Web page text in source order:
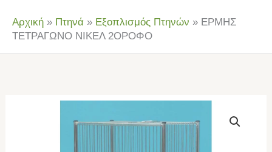
Αρχική » Πτηνά » Εξοπλισμός Πτηνών » ΕΡΜΗΣ
ΤΕΤΡΑΓΩΝΟ ΝΙΚΕΛ 2ΟΡΟΦΟ
ΤΕΤΡΑΓΩΝΟ